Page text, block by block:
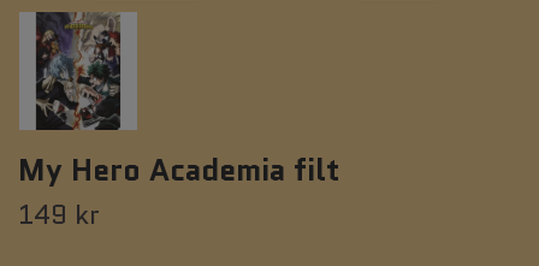
My Hero Academia filt
149 kr